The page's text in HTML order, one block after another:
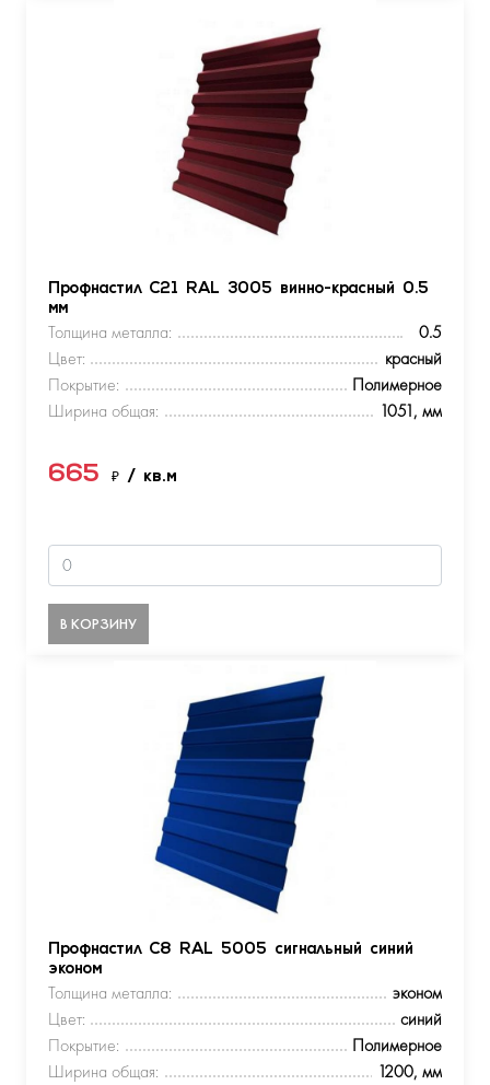
Профнастил С21 RAL 3005 винно-красный 0.5
мм
Толщина металла:
0.5
Цвет:
красный
Покрытие:
Полимерное
Ширина общая:
1051, мм
665 ₽ / кв.м
В КОРЗИНУ
Профнастил С8 RAL 5005 сигнальный синий
эконом
Толщина металла:
эконом
Цвет:
синий
Покрытие:
Полимерное
Ширина общая:
1200, мм